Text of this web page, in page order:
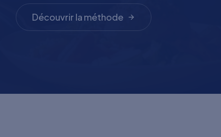
Découvrir la méthode